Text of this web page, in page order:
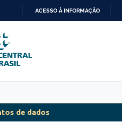
PARA
O
CONTEÚDO
ACESSO À INFORMAÇÃO
de dados